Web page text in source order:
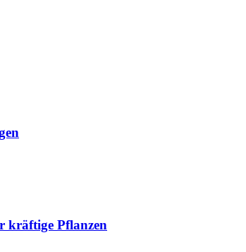
kräftige Pflanzen